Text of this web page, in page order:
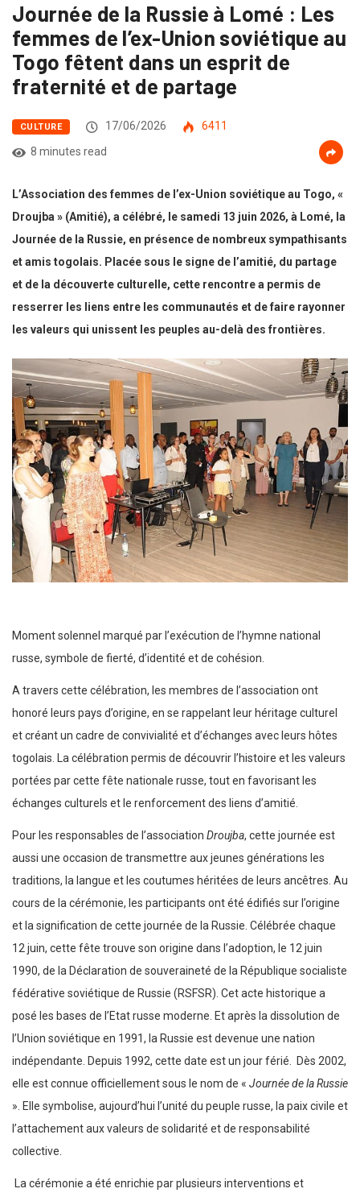
Journée de la Russie à Lomé : Les
femmes de l’ex-Union soviétique au
Togo fêtent dans un esprit de
fraternité et de partage
CULTURE 17/06/2026
6411
8 minutes read
L’Association des femmes de l’ex-Union soviétique au Togo, «
Droujba » (Amitié), a célébré, le samedi 13 juin 2026, à Lomé, la
Journée de la Russie, en présence de nombreux sympathisants
et amis togolais. Placée sous le signe de l’amitié, du partage
et de la découverte culturelle, cette rencontre a permis de
resserrer les liens entre les communautés et de faire rayonner
les valeurs qui unissent les peuples au-delà des frontières.
Moment solennel marqué par l’exécution de l’hymne national
russe, symbole de fierté, d’identité et de cohésion.
A travers cette célébration, les membres de l’association ont
honoré leurs pays d’origine, en se rappelant leur héritage culturel
et créant un cadre de convivialité et d’échanges avec leurs hôtes
togolais. La célébration permis de découvrir l’histoire et les valeurs
portées par cette fête nationale russe, tout en favorisant les
échanges culturels et le renforcement des liens d’amitié.
Pour les responsables de l’association Droujba, cette journée est
aussi une occasion de transmettre aux jeunes générations les
traditions, la langue et les coutumes héritées de leurs ancêtres. Au
cours de la cérémonie, les participants ont été édifiés sur l’origine
et la signification de cette journée de la Russie. Célébrée chaque
12 juin, cette fête trouve son origine dans l’adoption, le 12 juin
1990, de la Déclaration de souveraineté de la République socialiste
fédérative soviétique de Russie (RSFSR). Cet acte historique a
posé les bases de l’Etat russe moderne. Et après la dissolution de
l’Union soviétique en 1991, la Russie est devenue une nation
indépendante. Depuis 1992, cette date est un jour férié. Dès 2002,
elle est connue officiellement sous le nom de « Journée de la Russie
». Elle symbolise, aujourd’hui l’unité du peuple russe, la paix civile et
l’attachement aux valeurs de solidarité et de responsabilité
collective.
La cérémonie a été enrichie par plusieurs interventions et